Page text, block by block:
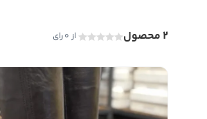
2 محصول از 0 رای